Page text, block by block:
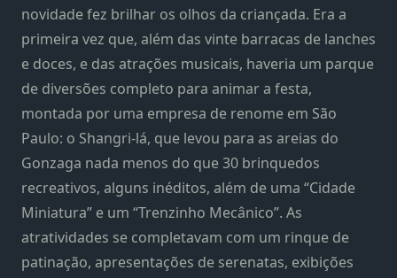
novidade fez brilhar os olhos da criançada. Era a
primeira vez que, além das vinte barracas de lanches
e doces, e das atrações musicais, haveria um parque
de diversões completo para animar a festa,
montada por uma empresa de renome em São
Paulo: o Shangri-lá, que levou para as areias do
Gonzaga nada menos do que 30 brinquedos
recreativos, alguns inéditos, além de uma “Cidade
Miniatura” e um “Trenzinho Mecânico”. As
atratividades se completavam com um rinque de
patinação, apresentações de serenatas, exibições